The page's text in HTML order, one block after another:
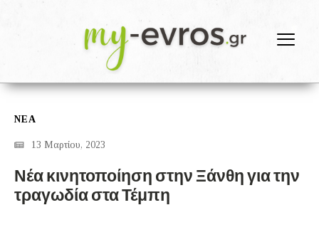
ΝΕΑ
13 Μαρτίου, 2023
Νέα κινητοποίηση στην Ξάνθη για την
τραγωδία στα Τέμπη